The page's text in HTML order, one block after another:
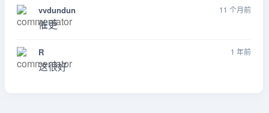
vvdundun 11 个月前
催更
R 1 年前
这很好